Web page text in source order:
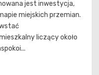
jest inwestycja,
miejskich przemian.
liczący około